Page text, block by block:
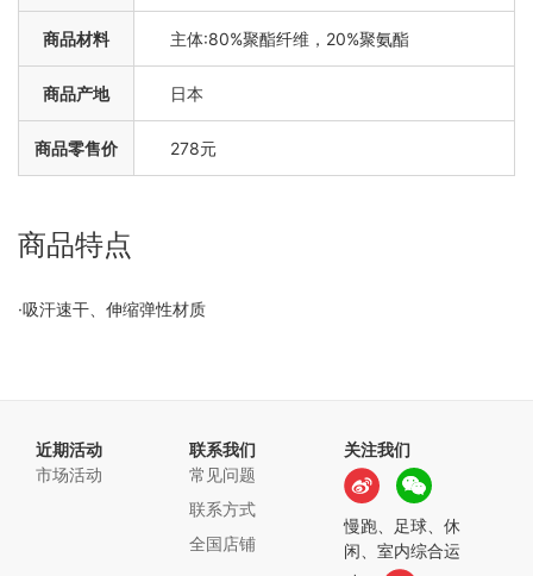
商品材料 主体:80%聚酯纤维，20%聚氨酯
商品产地 日本
商品零售价 278元
商品特点
·吸汗速干、伸缩弹性材质
近期活动
市场活动
联系我们
常见问题
联系方式
全国店铺
关注我们
慢跑、足球、休
闲、室内综合运